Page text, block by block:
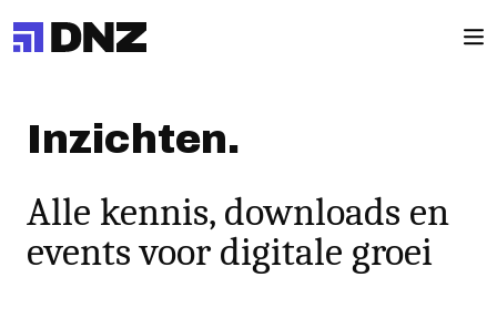
Inzichten.
Alle kennis, downloads en
events voor digitale groei